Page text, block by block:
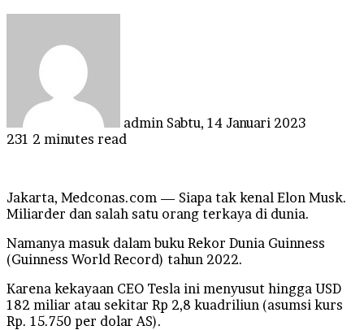
admin Sabtu, 14 Januari 2023
231 2 minutes read
Jakarta, Medconas.com — Siapa tak kenal Elon Musk.
Miliarder dan salah satu orang terkaya di dunia.
Namanya masuk dalam buku Rekor Dunia Guinness
(Guinness World Record) tahun 2022.
Karena kekayaan CEO Tesla ini menyusut hingga USD
182 miliar atau sekitar Rp 2,8 kuadriliun (asumsi kurs
Rp. 15.750 per dolar AS).